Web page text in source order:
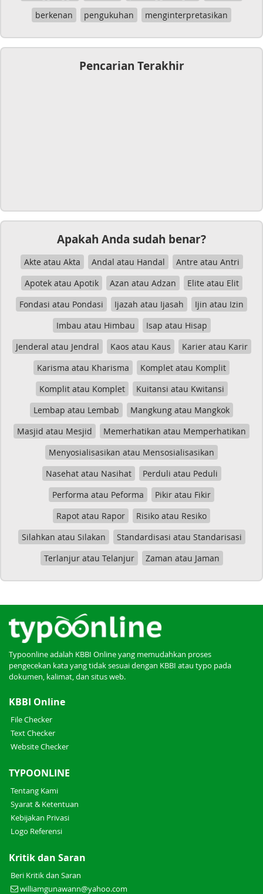
berkenan
pengukuhan menginterpretasikan
Pencarian Terakhir
Apakah Anda sudah benar?
Akte atau Akta Andal atau Handal
Antre atau Antri
Apotek atau Apotik
Azan atau Adzan
Elite atau Elit
Fondasi atau Pondasi
Ijazah atau Ijasah
Ijin atau Izin
Imbau atau Himbau
Isap atau Hisap
Jenderal atau Jendral
Kaos atau Kaus
Karier atau Karir
Karisma atau Kharisma
Komplet atau Komplit
Komplit atau Komplet
Kuitansi atau Kwitansi
Lembap atau Lembab
Mangkung atau Mangkok
Masjid atau Mesjid
Memerhatikan atau Memperhatikan
Menyosialisasikan atau Mensosialisasikan
Nasehat atau Nasihat
Perduli atau Peduli
Performa atau Peforma
Pikir atau Fikir
Rapot atau Rapor
Risiko atau Resiko
Silahkan atau Silakan
Standardisasi atau Standarisasi
Terlanjur atau Telanjur
Zaman atau Jaman
Typoonline adalah KBBI Online yang memudahkan proses
pengecekan kata yang tidak sesuai dengan KBBI atau typo pada
dokumen, kalimat, dan situs web.
KBBI Online
File Checker
Text Checker
Website Checker
TYPOONLINE
Tentang Kami
Syarat & Ketentuan
Kebijakan Privasi
Logo Referensi
Kritik dan Saran
Beri Kritik dan Saran
williamgunawann@yahoo.com